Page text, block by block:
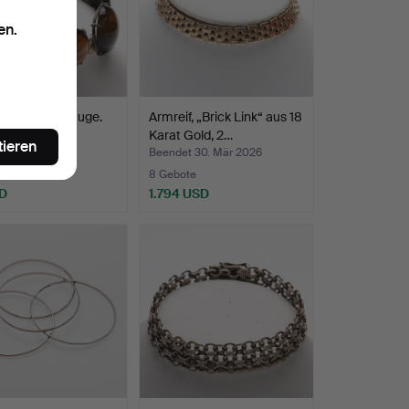
mit Tigerauge.
30. Mär 2026
Armreif, „Brick Link“ aus 18
Karat Gold, 2…
Beendet 30. Mär 2026
8 Gebote
1.794 USD